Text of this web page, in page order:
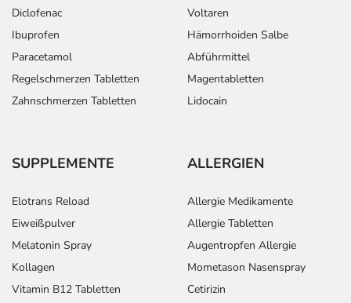
Diclofenac
Ibuprofen
Paracetamol
Regelschmerzen Tabletten
Zahnschmerzen Tabletten
Voltaren
Hämorrhoiden Salbe
Abführmittel
Magentabletten
Lidocain
SUPPLEMENTE
Elotrans Reload
Eiweißpulver
Melatonin Spray
Kollagen
Vitamin B12 Tabletten
ALLERGIEN
Allergie Medikamente
Allergie Tabletten
Augentropfen Allergie
Mometason Nasenspray
Cetirizin